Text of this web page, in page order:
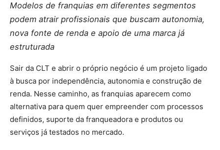
Modelos de franquias em diferentes segmentos
podem atrair profissionais que buscam autonomia,
nova fonte de renda e apoio de uma marca já
estruturada
Sair da CLT e abrir o próprio negócio é um projeto ligado
à busca por independência, autonomia e construção de
renda. Nesse caminho, as franquias aparecem como
alternativa para quem quer empreender com processos
definidos, suporte da franqueadora e produtos ou
serviços já testados no mercado.